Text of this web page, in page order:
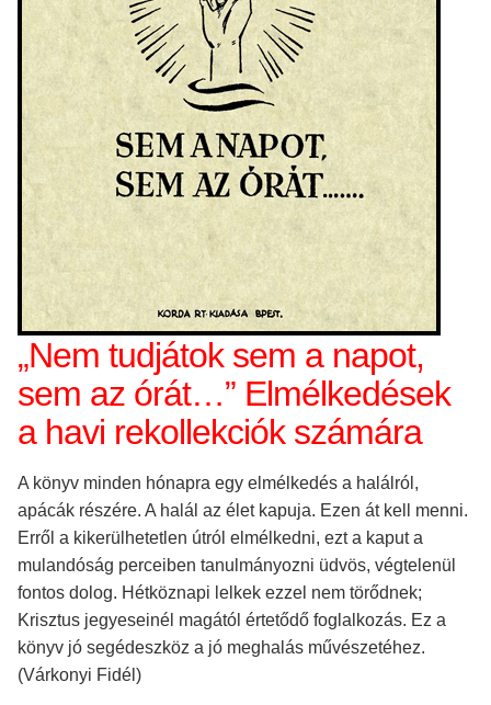
„Nem tudjátok sem a napot,
sem az órát…” Elmélkedések
a havi rekollekciók számára
A könyv minden hónapra egy elmélkedés a halálról,
apácák részére. A halál az élet kapuja. Ezen át kell menni.
Erről a kikerülhetetlen útról elmélkedni, ezt a kaput a
mulandóság perceiben tanulmányozni üdvös, végtelenül
fontos dolog. Hétköznapi lelkek ezzel nem törődnek;
Krisztus jegyeseinél magától értetődő foglalkozás. Ez a
könyv jó segédeszköz a jó meghalás művészetéhez.
(Várkonyi Fidél)